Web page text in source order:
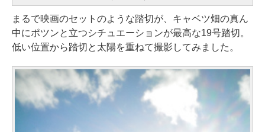
まるで映画のセットのような踏切が、キャベツ畑の真ん
中にポツンと立つシチュエーションが最高な19号踏切。
低い位置から踏切と太陽を重ねて撮影してみました。